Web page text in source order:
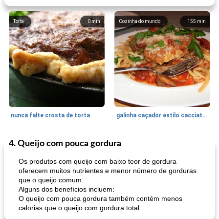
0min
Torta
nunca falte crosta de torta
155 min
Cozinha do mundo
galinha caçador estilo cacciatore
1470 min
Feriados e Eventos Punch Beverage
4. Queijo com pouca gordura
Os produtos com queijo com baixo teor de gordura
oferecem muitos nutrientes e menor número de gorduras
que o queijo comum.
Alguns dos benefícios incluem:
O queijo com pouca gordura também contém menos
calorias que o queijo com gordura total.